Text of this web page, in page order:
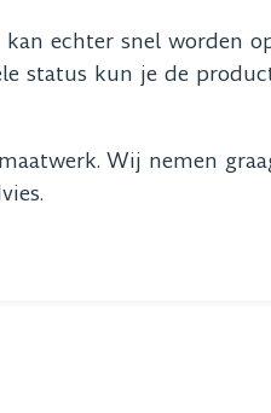
echter snel worden
status kun je de
Wij nemen